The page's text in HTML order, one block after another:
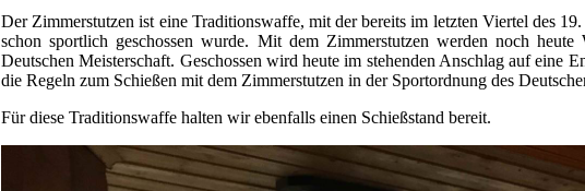
Der Zimmerstutzen ist eine Traditionswaffe, mit der bereits im letzten Viertel des
schon sportlich geschossen wurde. Mit dem Zimmerstutzen werden noch heute
Deutschen Meisterschaft. Geschossen wird heute im stehenden Anschlag auf eine
die Regeln zum Schießen mit dem Zimmerstutzen in der Sportordnung des
Für diese Traditionswaffe halten wir ebenfalls einen Schießstand bereit.